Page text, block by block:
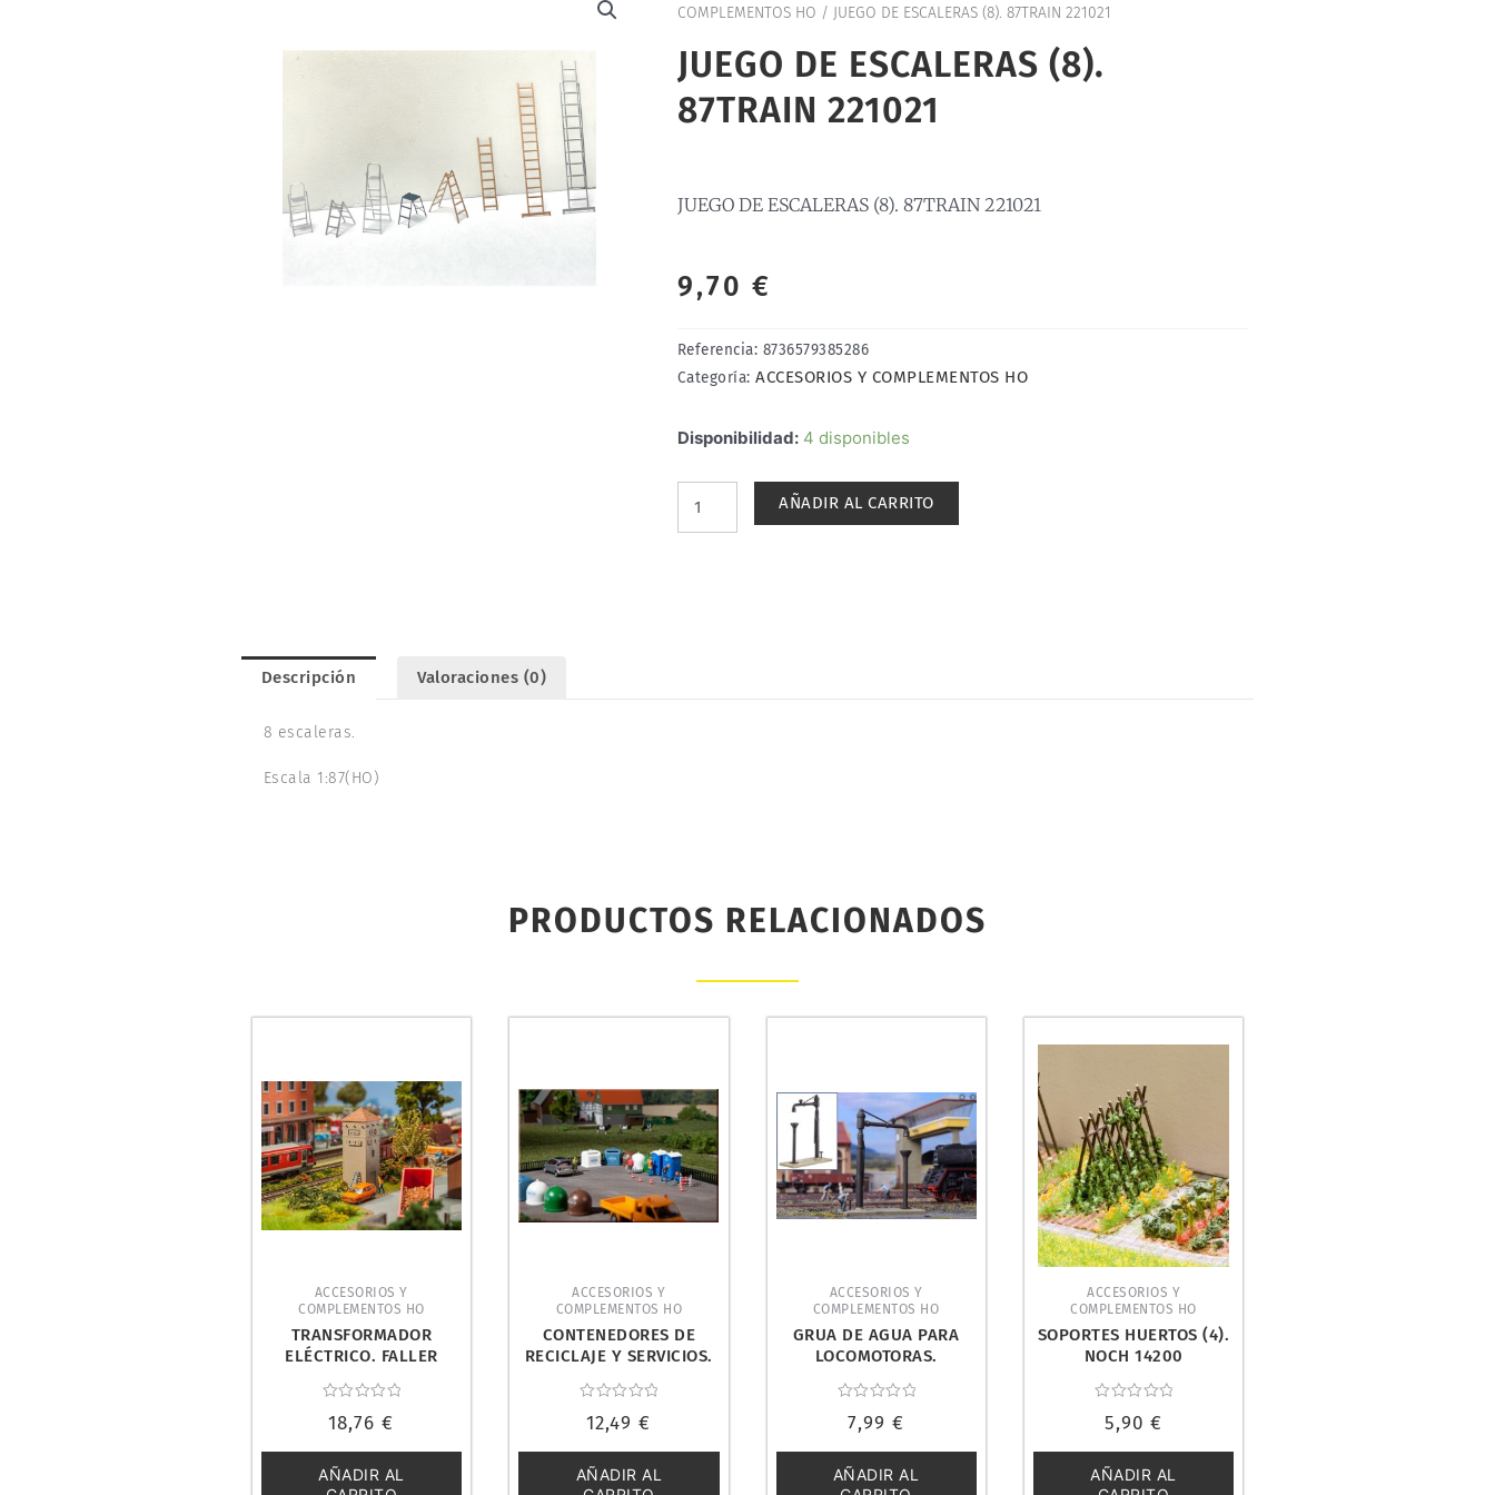
COMPLEMENTOS HO / JUEGO DE ESCALERAS (8). 87TRAIN 221021
JUEGO DE ESCALERAS (8).
87TRAIN 221021
JUEGO DE ESCALERAS (8). 87TRAIN 221021
9,70 €
Referencia: 8736579385286
Categoría:ACCESORIOS Y COMPLEMENTOS HO
Disponibilidad: 4 disponibles
JUEGO
(8).
AÑADIR AL CARRITO
Descripción Valoraciones (0)
8 escaleras.
Escala 1:87(HO)
PRODUCTOS RELACIONADOS
ACCESORIOS Y
COMPLEMENTOS HO
TRANSFORMADOR
ELÉCTRICO. FALLER
con
de
5
18,76€
AÑADIR AL
ACCESORIOS Y
COMPLEMENTOS HO
CONTENEDORES DE
RECICLAJE Y SERVICIOS.
con
de
5
12,49€
AÑADIR AL
ACCESORIOS Y
COMPLEMENTOS HO
GRUA DE AGUA PARA
LOCOMOTORAS.
con
de
5
7,99€
AÑADIR AL
ACCESORIOS Y
COMPLEMENTOS HO
SOPORTES HUERTOS (4).
NOCH 14200
con
de
5
5,90€
AÑADIR AL